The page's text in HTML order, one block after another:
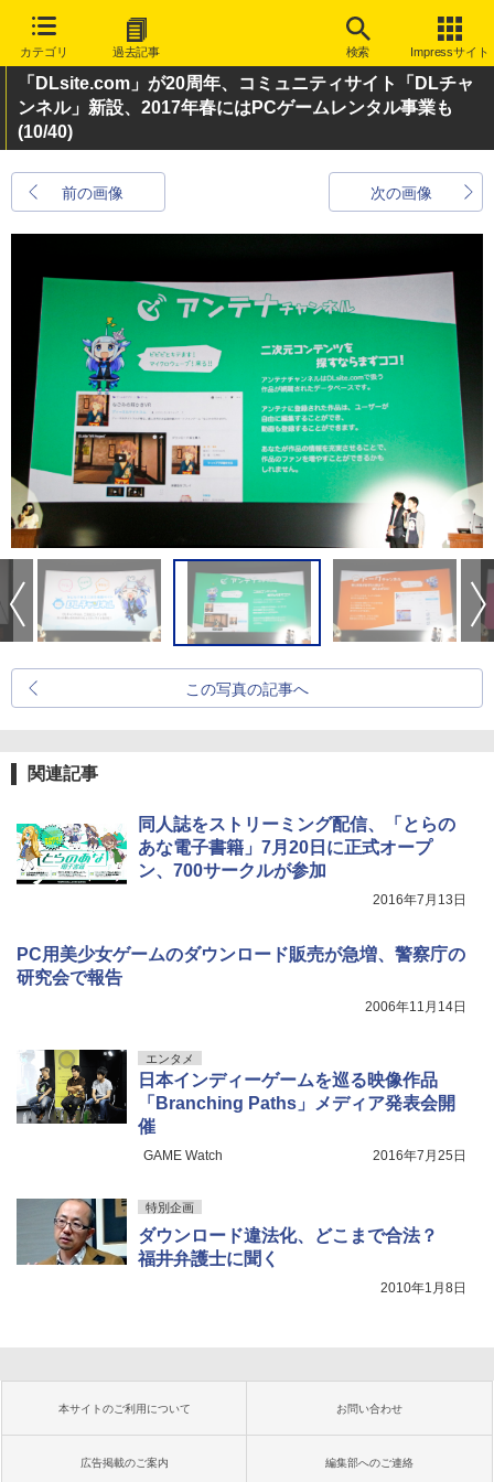
カテゴリ 過去記事 検索 Impressサイト
「DLsite.com」が20周年、コミュニティサイト「DLチャ
ンネル」新設、2017年春にはPCゲームレンタル事業も
(10/40)
前の画像 次の画像
この写真の記事へ
関連記事
同人誌をストリーミング配信、「とらの
あな電子書籍」7月20日に正式オープ
ン、700サークルが参加
2016年7月13日
PC用美少女ゲームのダウンロード販売が急増、警察庁の
研究会で報告
2006年11月14日
エンタメ
日本インディーゲームを巡る映像作品
「Branching Paths」メディア発表会開
催
GAME Watch 2016年7月25日
特別企画
ダウンロード違法化、どこまで合法？
福井弁護士に聞く
2010年1月8日
本サイトのご利用について お問い合わせ
広告掲載のご案内 編集部へのご連絡